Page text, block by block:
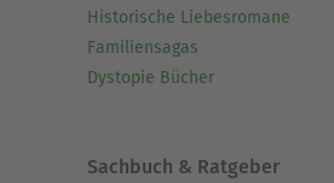
Historische Liebesromane
Familiensagas
Dystopie Bücher
Sachbuch & Ratgeber